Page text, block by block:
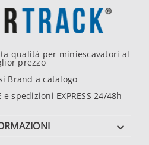
qualità per miniescavatori al
prezzo
Brand a catalogo
e spedizioni EXPRESS 24/48h
